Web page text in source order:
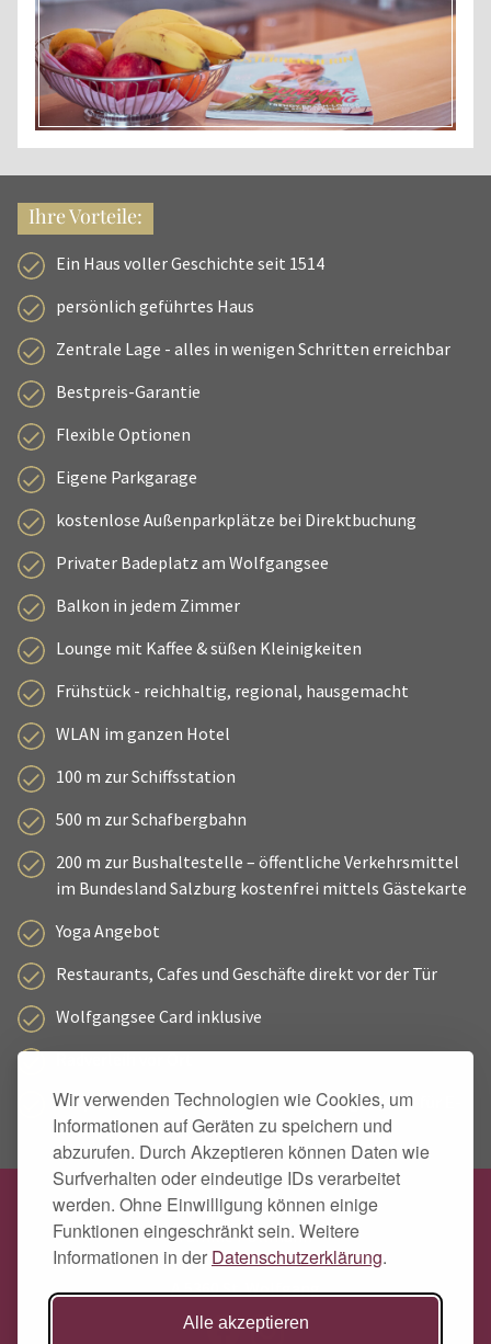
Wir verwenden Technologien wie Cookies, um
Informationen auf Geräten zu speichern und
abzurufen. Durch Akzeptieren können Daten wie
Surfverhalten oder eindeutige IDs verarbeitet
werden. Ohne Einwilligung können einige
Funktionen eingeschränkt sein. Weitere
Informationen in der Datenschutzerklärung.
Alle akzeptieren
Ihre Vorteile:
Ein Haus voller Geschichte seit 1514
persönlich geführtes Haus
Zentrale Lage - alles in wenigen Schritten erreichbar
Bestpreis-Garantie
Flexible Optionen
Eigene Parkgarage
kostenlose Außenparkplätze bei Direktbuchung
Privater Badeplatz am Wolfgangsee
Balkon in jedem Zimmer
Lounge mit Kaffee & süßen Kleinigkeiten
Frühstück - reichhaltig, regional, hausgemacht
WLAN im ganzen Hotel
100 m zur Schiffsstation
500 m zur Schafbergbahn
200 m zur Bushaltestelle – öffentliche Verkehrsmittel
im Bundesland Salzburg kostenfrei mittels Gästekarte
Yoga Angebot
Restaurants, Cafes und Geschäfte direkt vor der Tür
Wolfgangsee Card inklusive
Absperrbarer Fahrradraum mit Lademöglichkeit für E-
Bikes
Hotel Zimmerbräu
Familie Pöllmann
Markt 89
A 5360 St. Wolfgang